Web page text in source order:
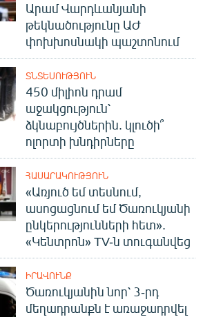
Արամ Վարդևանյանի
թեկնածությունը ԱԺ
փոխխոսնակի պաշտոնում
ՏՆՏԵՍՈՒԹՅՈՒՆ
450 միլիոն դրամ
աջակցություն՝
ձկնաբույծներին. կլուծի՞
ոլորտի խնդիրները
ՀԱՍԱՐԱԿՈՒԹՅՈՒՆ
«Առյուծ եմ տեսնում,
ասոցացնում եմ Ծառուկյանի
ընկերությունների հետ».
«Կենտրոն» TV-ն տուգանվեց
ԻՐԱՎՈՒՆՔ
Ծառուկյանին նոր՝ 3-րդ
մեղադրանքն է առաջադրվել